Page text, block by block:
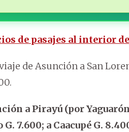
de pasajes al interior
de Asunción a San
a Pirayú (por
7.600; a Caacupé G.